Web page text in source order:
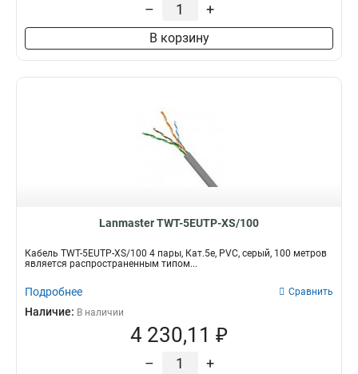
– +
В корзину
Lanmaster TWT-5EUTP-XS/100
Кабель TWT-5EUTP-XS/100 4 пары, Кат.5e, PVC, серый, 100 метров
является распространенным типом...
Подробнее Сравнить
Наличие: В наличии
4 230,11 ₽
– +